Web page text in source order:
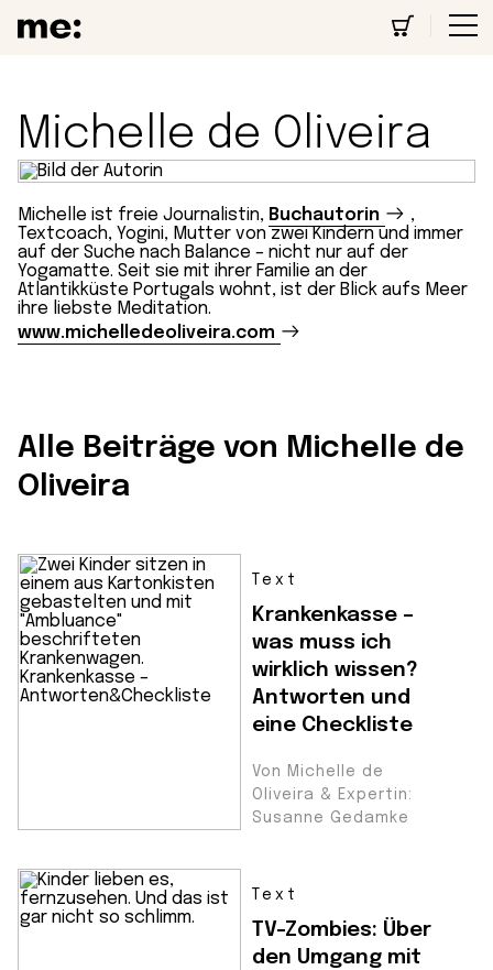
Michelle de Oliveira
Michelle ist freie Journalistin, Buchautorin
,
Textcoach, Yogini, Mutter von zwei Kindern und immer
auf der Suche nach Balance – nicht nur auf der
Yogamatte. Seit sie mit ihrer Familie an der
Atlantikküste Portugals wohnt, ist der Blick aufs Meer
ihre liebste Meditation.
www.michelledeoliveira.com
Alle Beiträge von Michelle de
Oliveira
Text
Krankenkasse –
was muss ich
wirklich wissen?
Antworten und
eine Checkliste
Von Michelle de
Oliveira & Expertin:
Susanne Gedamke
Text
TV-Zombies: Über
den Umgang mit